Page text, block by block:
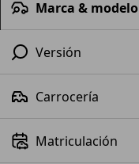
Marca & modelo
Versión
Carrocería
Matriculación